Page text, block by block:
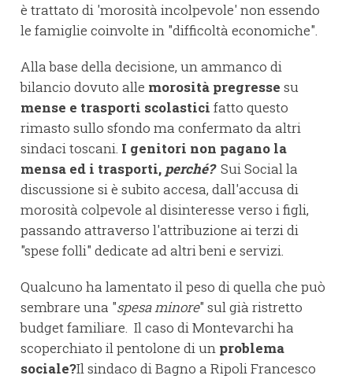
è trattato di 'morosità incolpevole' non essendo
le famiglie coinvolte in "difficoltà economiche".
Alla base della decisione, un ammanco di
bilancio dovuto alle morosità pregresse su
mense e trasporti scolastici fatto questo
rimasto sullo sfondo ma confermato da altri
sindaci toscani. I genitori non pagano la
mensa ed i trasporti, perché? Sui Social la
discussione si è subito accesa, dall'accusa di
morosità colpevole al disinteresse verso i figli,
passando attraverso l'attribuzione ai terzi di
"spese folli" dedicate ad altri beni e servizi.
Qualcuno ha lamentato il peso di quella che può
sembrare una "spesa minore" sul già ristretto
budget familiare. Il caso di Montevarchi ha
scoperchiato il pentolone di un problema
sociale?Il sindaco di Bagno a Ripoli Francesco